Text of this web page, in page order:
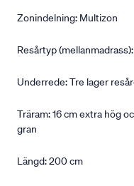
Zonindelning: Multizon
Resårtyp
Underrede: Tre lager
Träram: 16 cm extra hög
gran
Längd: 200 cm